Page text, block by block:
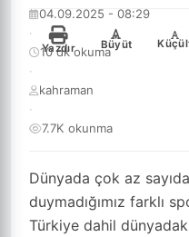
Dünyada çok az
duymadığımız farklı
Türkiye dahil
04.09.2025 - 08:29
·
10 dk okuma
·
kahraman
·
7.7K okunma
Yazdır
+
Büyüt
-